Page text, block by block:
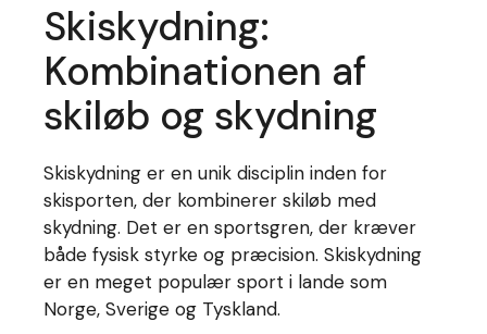
Skiskydning:
Kombinationen af
skiløb og skydning
Skiskydning er en unik disciplin inden for
skisporten, der kombinerer skiløb med
skydning. Det er en sportsgren, der kræver
både fysisk styrke og præcision. Skiskydning
er en meget populær sport i lande som
Norge, Sverige og Tyskland.